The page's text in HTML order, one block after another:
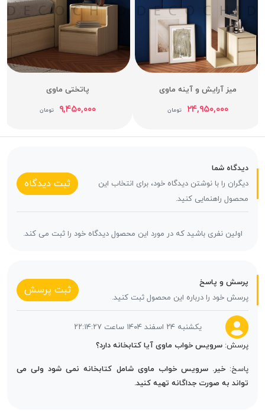
میز آرایش و آینه ماوی
۲۴,۹۵۰,۰۰۰ تومان
پاتختی ماوی
۹,۴۵۰,۰۰۰ تومان
دیدگاه شما
دیگران را با نوشتن دیدگاه خود، برای انتخاب این
محصول راهنمایی کنید.
ثبت دیدگاه
اولین نفری باشید که در مورد این محصول دیدگاه خود را ثبت می کند.
پرسش و پاسخ
پرسش خود را درباره این محصول ثبت کنید.
ثبت پرسش
یکشنبه ۲۴ اسفند ۱۴۰۴ ساعت ۲۲:۱۴:۲۷
پرسش: سرویس خواب ماوی آیا کتابخانه دارد؟
پاسخ:خیر. سرویس خواب ماوی شامل کتابخانه نمی شود ولی می
تواند به صورت جداگانه تهیه کنید.